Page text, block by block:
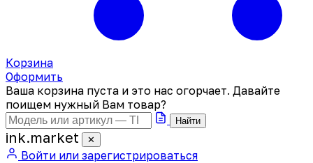
Корзина
Оформить
Ваша корзина пуста и это нас огорчает. Давайте
поищем нужный Вам товар?
Найти
ink.market ✕
Войти или зарегистрироваться